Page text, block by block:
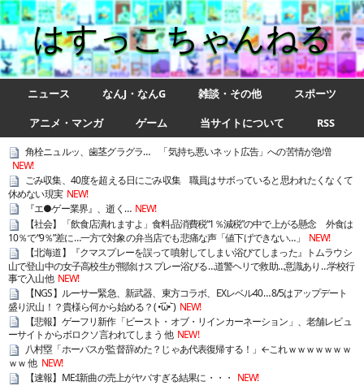
はすっこちゃんねる
ニュース なんJ・なんG 雑談・その他
スポーツ
アニメ・マンガ
ゲーム 当サイトについて RSS
角栓ニュルッ、歯茎グラグラ… 「気持ち悪いネット広告」への苦情が急増
NEW!
ごみ収集、40度を超える日にごみ収集 職員はサボっていると思われたくなくて
休めない現実 NEW!
『エ●ゲー業界』、逝く… NEW!
【社会】「飲食店潰れますよ」食料品消費税“1％減税”の中で上がる懸念 外食は
10％で“9％”差に…一方で対象の弁当店でも悲痛な声「値下げできない…」
NEW!
【北海道】『クマスプレーを誤って噴射してしまい浴びてしまった』トムラウシ
山で登山中の女子高校生が熊除けスプレー浴びる…道警ヘリで救助…意識あり…学校行
事で入山他 NEW!
【NGS】ルーサー緊急、新武器、東方コラボ、EXレベル40… 8/5はアップデート
盛り沢山！？貴様ら何から始める？( •᷄ὤ•᷅ ) NEW!
【悲報】ゲーフリ新作「ビースト・オブ・リインカーネーション」、老舗レビュ
ーサイトからボロクソ言われてしまう 他 NEW!
八村塁「ホーバスが監督辞めた？じゃあ代表復帰する！」←これｗｗｗｗｗｗｗ
ｗｗ 他 NEW!
【速報】ME:I新曲の売上がヤバすぎる結果に・・・ NEW!